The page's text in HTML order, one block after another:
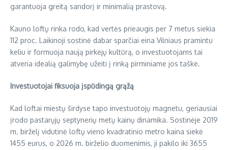
garantuoja greitą sandorį ir minimalią prastovą.
Kauno loftų rinka rodo, kad vertės prieaugis per 7 metus siekia
112 proc. Laikinoji sostinė dabar sparčiai eina Vilniaus pramintu
keliu ir formuoja naują pirkėjų kultūrą, o investuotojams tai
atveria idealią galimybę užeiti į rinką pirminiame jos taške.
Investuotojai fiksuoja įspūdingą grąžą
Kad loftai miestų širdyse tapo investuotojų magnetu, geriausiai
įrodo pastarųjų septynerių metų kainų dinamika. Sostinėje 2019
m. birželį vidutinė loftų vieno kvadratinio metro kaina siekė
1455 eurus, o 2026 m. birželio duomenimis, ji pakilo iki 3655